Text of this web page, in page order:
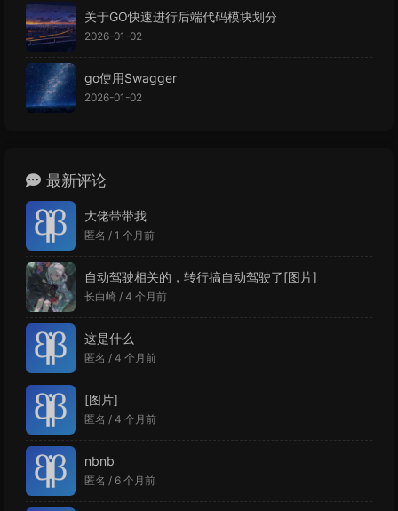
关于GO快速进行后端代码模块划分
2026-01-02
go使用Swagger
2026-01-02
最新评论
大佬带带我
匿名 / 1 个月前
自动驾驶相关的，转行搞自动驾驶了[图片]
长白崎 / 4 个月前
这是什么
匿名 / 4 个月前
[图片]
匿名 / 4 个月前
nbnb
匿名 / 6 个月前